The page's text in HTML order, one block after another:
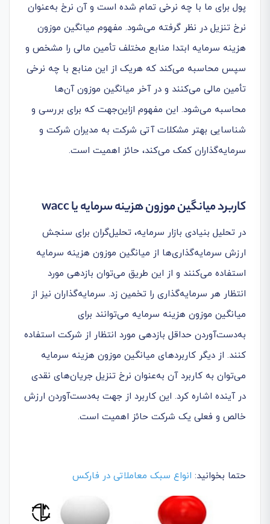
پول برای ما با چه نرخی تمام شده است و آن نرخ به‌عنوان
نرخ تنزیل در نظر گرفته می‌شود. مفهوم میانگین موزون
هزینه سرمایه ابتدا منابع مختلف تأمین مالی را مشخص و
سپس محاسبه می‌کند که هریک از این منابع با چه نرخی
تأمین مالی می‌کنند و در آخر میانگین موزون آن‌ها
محاسبه می‌شود. این مفهوم ازاین‌جهت که برای بررسی و
شناسایی بهتر مشکلات آتی شرکت به مدیران شرکت و
سرمایه‌گذاران کمک می‌کند، حائز اهمیت است.
کاربرد میانگین موزون هزینه سرمایه یا
در تحلیل بنیادی بازار سرمایه، تحلیل‌گران برای سنجش
ارزش سرمایه‌گذاری‌ها از میانگین موزون هزینه سرمایه
استفاده می‌کنند و از این طریق می‌توان بازدهی مورد
انتظار هر سرمایه‌گذاری را تخمین زد. سرمایه‌گذاران نیز از
میانگین موزون هزینه سرمایه می‌توانند برای
به‌دست‌آوردن حداقل بازدهی مورد انتظار از شرکت استفاده
کنند. از دیگر کاربردهای میانگین موزون هزینه سرمایه
می‌توان به کاربرد آن به‌عنوان نرخ تنزیل جریان‌های نقدی
در آینده اشاره کرد. این کاربرد از جهت به‌دست‌آوردن ارزش
خالص و فعلی یک شرکت حائز اهمیت است.
حتما بخوانید: انواع سبک معاملاتی در فارکس